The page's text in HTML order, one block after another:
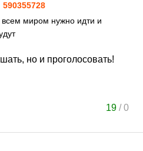
всем миром нужно идти и
но и проголосовать!
19 /0